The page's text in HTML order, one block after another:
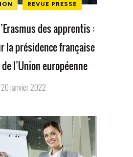
REVUE PRESSE
des apprentis :
la présidence française
l’Union européenne
20 janvier 2022